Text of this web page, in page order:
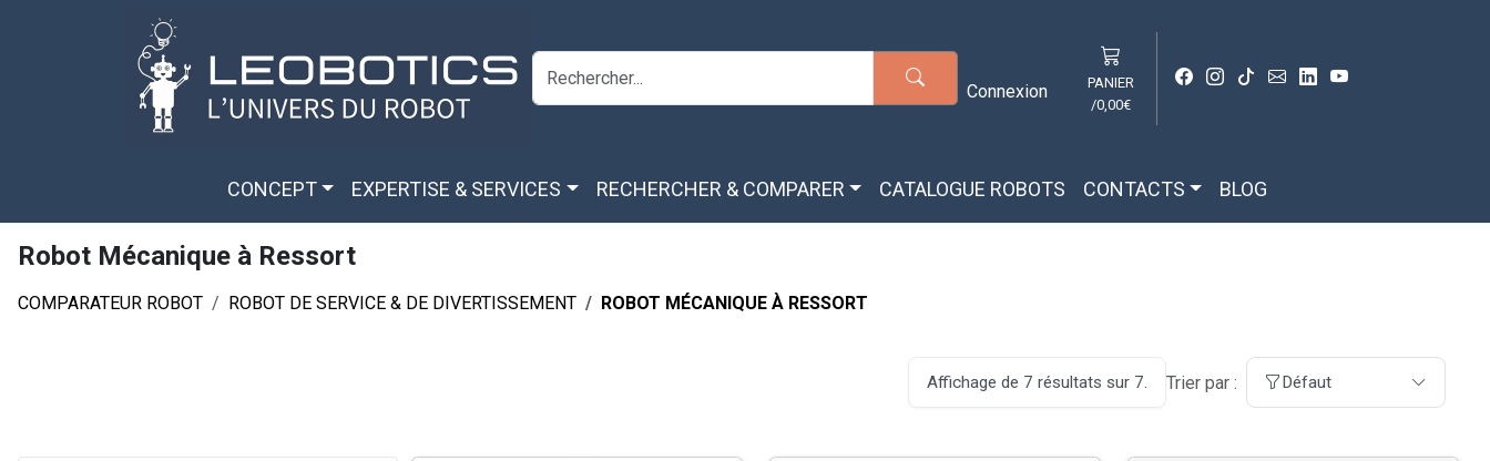
Aller au contenu principal
Connexion
PANIER
/0,00€
CONCEPT EXPERTISE & SERVICES RECHERCHER & COMPARER CATALOGUE ROBOTS CONTACTS BLOG
Robot Mécanique à Ressort
COMPARATEUR ROBOT ROBOT DE SERVICE & DE DIVERTISSEMENT ROBOT MÉCANIQUE À RESSORT
Affichage de 7 résultats sur 7. Trier par : Défaut
Panneau de gestion des cookies